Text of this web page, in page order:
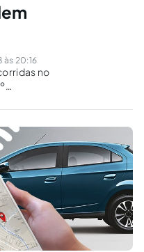
às 20:16
no
penal.